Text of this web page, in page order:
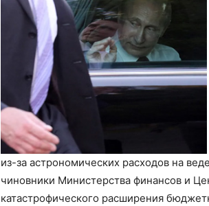
из-за астрономических расходов на
чиновники Министерства финансов и
катастрофического расширения